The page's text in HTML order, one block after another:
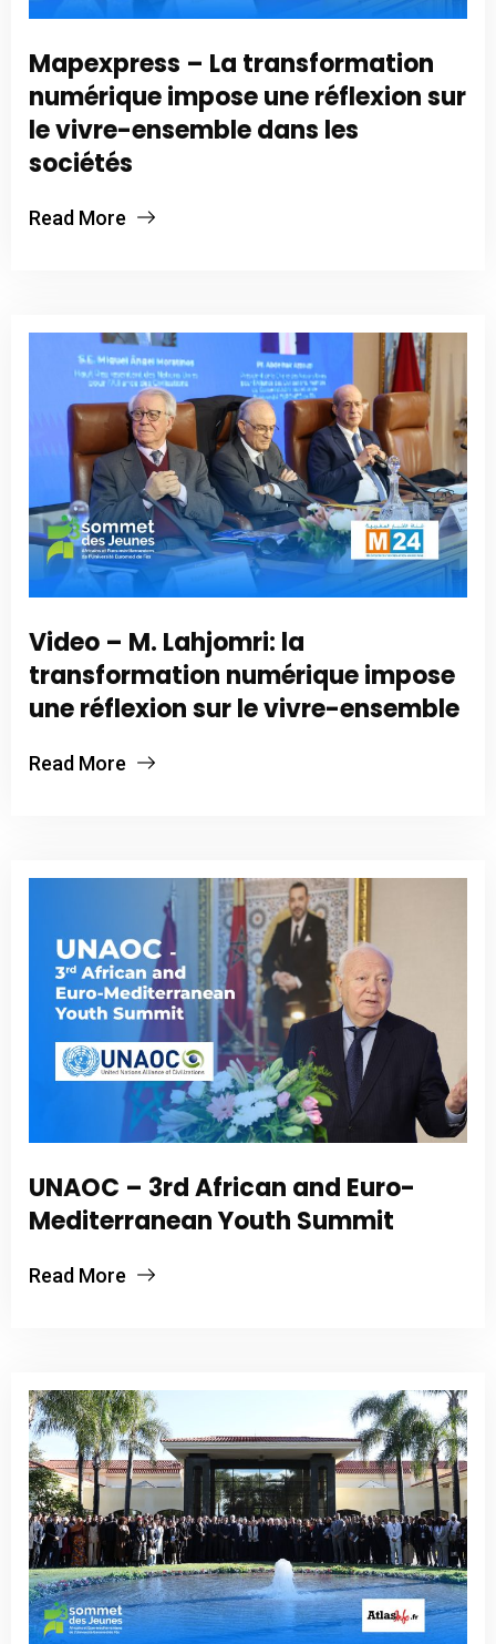
Mapexpress – La transformation
numérique impose une réflexion sur
le vivre-ensemble dans les
sociétés
Read More
Video – M. Lahjomri: la
transformation numérique impose
une réflexion sur le vivre-ensemble
Read More
UNAOC – 3rd African and Euro-
Mediterranean Youth Summit
Read More